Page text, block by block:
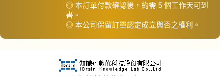
◎ 本訂單付款確認後，約需 5 個工作天可到
書。
◎ 本公司保留訂單認定成立與否之權利。